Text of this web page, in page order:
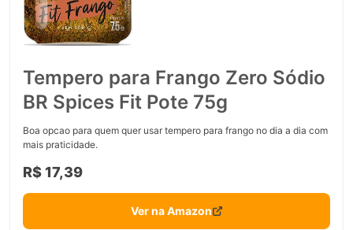
Tempero para Frango Zero Sódio
BR Spices Fit Pote 75g
Boa opcao para quem quer usar tempero para frango no dia a dia com
mais praticidade.
R$ 17,39
Ver na Amazon